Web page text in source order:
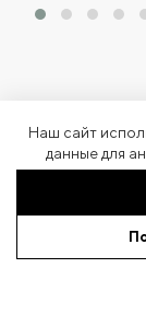
Подписка
Новые коллекции,
Наш сайт
данные для